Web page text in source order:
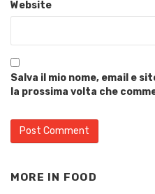
Website
Salva il mio nome, email e
la prossima volta che
MORE IN FOOD